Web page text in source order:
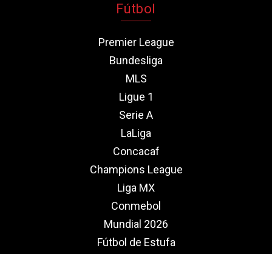
Fútbol
Premier League
Bundesliga
MLS
Ligue 1
Serie A
LaLiga
Concacaf
Champions League
Liga MX
Conmebol
Mundial 2026
Fútbol de Estufa